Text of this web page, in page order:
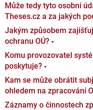
Může tedy tyto osobní
Theses.cz a za jakých
Jakým způsobem
ochranu OÚ?
Komu provozovatel
poskytuje?
Kam se může obrátit
ohledem na zpracování
Záznamy o činnostech